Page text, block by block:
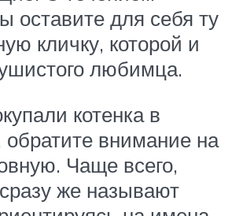
оставите для себя ту
кличку, которой и
любимца.
котенка в
обратите внимание на
Чаще всего,
же называют